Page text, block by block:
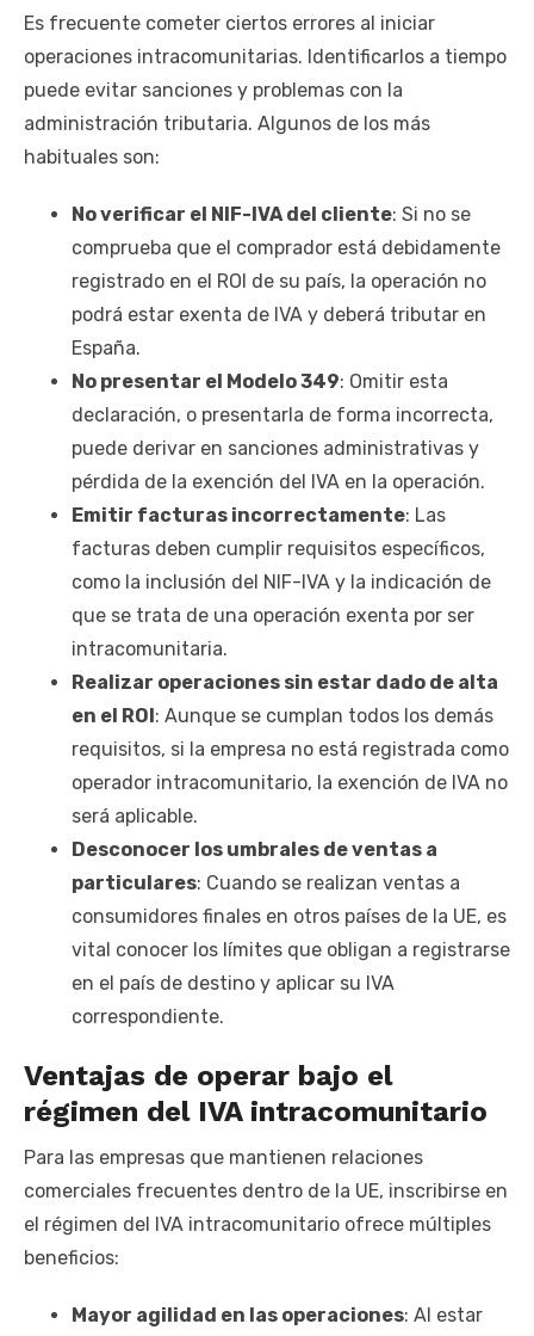
Es frecuente cometer ciertos errores al iniciar
operaciones intracomunitarias. Identificarlos a tiempo
puede evitar sanciones y problemas con la
administración tributaria. Algunos de los más
habituales son:
No verificar el NIF-IVA del cliente: Si no se
comprueba que el comprador está debidamente
registrado en el ROI de su país, la operación no
podrá estar exenta de IVA y deberá tributar en
España.
No presentar el Modelo 349: Omitir esta
declaración, o presentarla de forma incorrecta,
puede derivar en sanciones administrativas y
pérdida de la exención del IVA en la operación.
Emitir facturas incorrectamente: Las
facturas deben cumplir requisitos específicos,
como la inclusión del NIF-IVA y la indicación de
que se trata de una operación exenta por ser
intracomunitaria.
Realizar operaciones sin estar dado de alta
en el ROI : Aunque se cumplan todos los demás
requisitos, si la empresa no está registrada como
operador intracomunitario, la exención de IVA no
será aplicable.
Desconocer los umbrales de ventas a
particulares: Cuando se realizan ventas a
consumidores finales en otros países de la UE, es
vital conocer los límites que obligan a registrarse
en el país de destino y aplicar su IVA
correspondiente.
Ventajas de operar bajo el
régimen del IVA intracomunitario
Para las empresas que mantienen relaciones
comerciales frecuentes dentro de la UE, inscribirse en
el régimen del IVA intracomunitario ofrece múltiples
beneficios:
Mayor agilidad en las operaciones: Al estar